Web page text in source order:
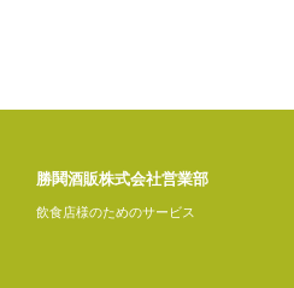
勝鬨酒販株式会社営業部
飲食店様のためのサービス